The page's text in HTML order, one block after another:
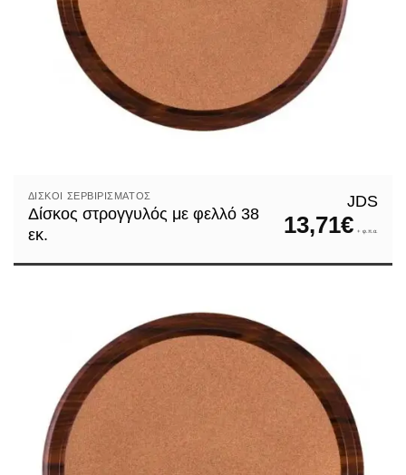
ΔΊΣΚΟΙ ΣΕΡΒΙΡΊΣΜΑΤΟΣ
Δίσκος στρογγυλός με φελλό 38
εκ.
JDS
13,71€ + φ.π.α.